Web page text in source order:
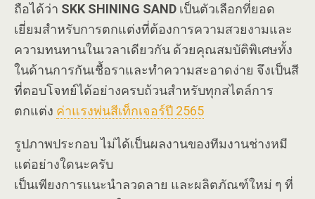
ถือได้ว่า SKK SHINING SAND เป็นตัวเลือกที่ยอด
เยี่ยมสำหรับการตกแต่งที่ต้องการความสวยงามและ
ความทนทานในเวลาเดียวกัน ด้วยคุณสมบัติพิเศษทั้ง
ในด้านการกันเชื้อราและทำความสะอาดง่าย จึงเป็นสี
ที่ตอบโจทย์ได้อย่างครบถ้วนสำหรับทุกสไตล์การ
ตกแต่ง ค่าแรงพ่นสีเท็กเจอร์ปี 2565
รูปภาพประกอบ ไม่ได้เป็นผลงานของทีมงานช่างหมี
แต่อย่างใดนะครับ
เป็นเพียงการแนะนำลวดลาย และผลิตภัณฑ์ใหม่ ๆ ที่